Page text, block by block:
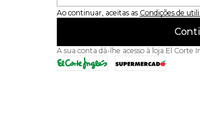
Ao continuar, aceitas as Condições de
A sua conta dá-lhe acesso à loja El Corte